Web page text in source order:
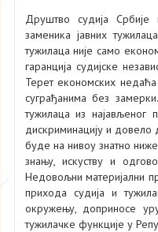
Друштво судија
заменика јавних
тужилаца није само
гаранција судијске
Терет економских
суграђанима без
тужилаца из најављеног
дискриминацију и довело
буде на нивоу знатно
знању, искуству и
Недовољни материјални
прихода судија и
окружењу, доприносе
тужилачке функције у